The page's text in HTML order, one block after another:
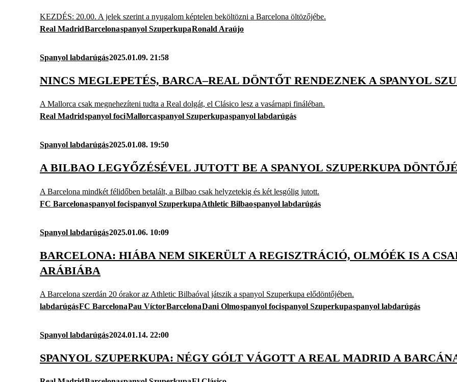
KEZDÉS: 20.00. A jelek szerint a nyugalom képtelen beköltözni a Barcelona öltözőjébe.
Real MadridBarcelonaspanyol SzuperkupaRonald Araújo
Spanyol labdarúgás2025.01.09. 21:58
NINCS MEGLEPETÉS, BARCA–REAL DÖNTŐT RENDEZNEK A SPANYOL
A Mallorca csak megnehezíteni tudta a Real dolgát, el Clásico lesz a vasárnapi fináléban.
Real Madridspanyol fociMallorcaspanyol Szuperkupaspanyol labdarúgás
Spanyol labdarúgás2025.01.08. 19:50
A BILBAO LEGYŐZÉSÉVEL JUTOTT BE A SPANYOL SZUPERKUPA
A Barcelona mindkét félidőben betalált, a Bilbao csak helyzetekig és két lesgólig jutott.
FC Barcelonaspanyol focispanyol SzuperkupaAthletic Bilbaospanyol labdarúgás
Spanyol labdarúgás2025.01.06. 10:09
BARCELONA: HIÁBA NEM SIKERÜLT A REGISZTRÁCIÓ, OLMÓÉK IS A
ARÁBIÁBA
A Barcelona szerdán 20 órakor az Athletic Bilbaóval játszik a spanyol Szuperkupa elődöntőjében.
labdarúgásFC BarcelonaPau VíctorBarcelonaDani Olmospanyol focispanyol Szuperkupaspanyol labdarúgás
Spanyol labdarúgás2024.01.14. 22:00
SPANYOL SZUPERKUPA: NÉGY GÓLT VÁGOTT A REAL MADRID A